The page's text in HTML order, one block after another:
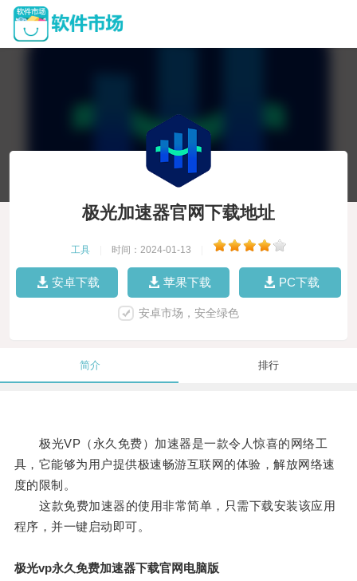
极光加速器官网下载地址
工具 时间：2024-01-13
安卓下载 苹果下载 PC下载
安卓市场，安全绿色
简介 排行
极光VP（永久免费）加速器是一款令人惊喜的网络工
具，它能够为用户提供极速畅游互联网的体验，解放网络速
度的限制。
这款免费加速器的使用非常简单，只需下载安装该应用
程序，并一键启动即可。
极光vp永久免费加速器下载官网电脑版